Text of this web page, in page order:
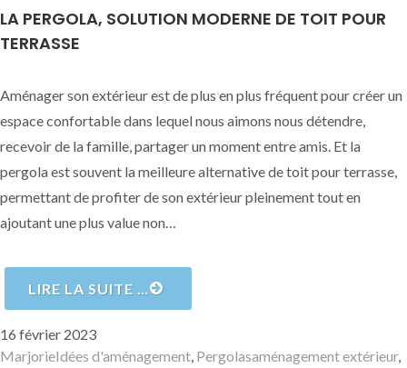
LA PERGOLA, SOLUTION MODERNE DE TOIT POUR
TERRASSE
Aménager son extérieur est de plus en plus fréquent pour créer un
espace confortable dans lequel nous aimons nous détendre,
recevoir de la famille, partager un moment entre amis. Et la
pergola est souvent la meilleure alternative de toit pour terrasse,
permettant de profiter de son extérieur pleinement tout en
ajoutant une plus value non…
LIRE LA SUITE …
Publié
le
16 février 2023
Auteur
MarjorieCatégories
Idées d'aménagement, PergolasMots-
aménagement extérieur,